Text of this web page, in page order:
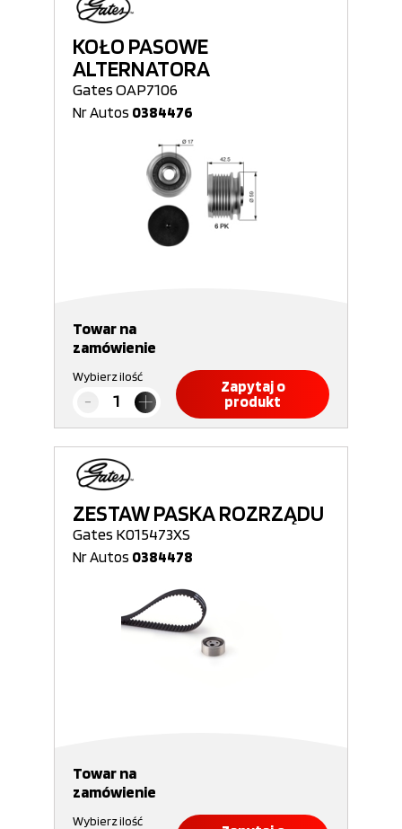
KOŁO PASOWE
ALTERNATORA
Gates OAP7106
Nr Autos 0384476
Towar na
zamówienie
Wybierz ilość
Zapytaj o
produkt
ZESTAW PASKA ROZRZĄDU
Gates K015473XS
Nr Autos 0384478
Towar na
zamówienie
Wybierz ilość